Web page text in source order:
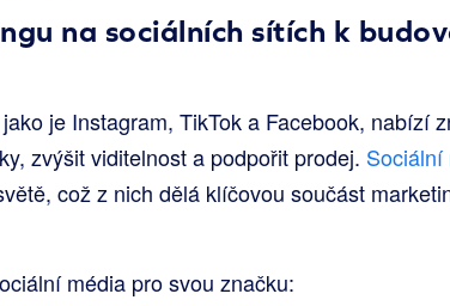
na sociálních sítích k
je Instagram, TikTok a Facebook, nabízí
zvýšit viditelnost a podpořit prodej.
což z nich dělá klíčovou součást
média pro svou značku: